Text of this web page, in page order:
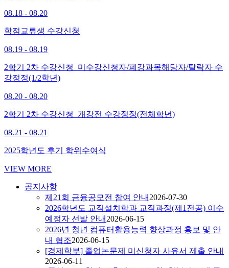
08.18 - 08.20
학점교류생 수강신청
08.19 - 08.19
2학기 2차 수강신청_미수강신청자/폐강과목해당자/탈락자 수
강정정(1/2학년)
08.20 - 08.20
2학기 2차 수강신청_개강전 수강정정(전체학년)
08.21 - 08.21
2025학년도 후기 학위수여식
VIEW MORE
공지사항
제21회 금융공모전 참여 안내 2026-07-30
2026학년도 교직설치학과 교직과정(제1전공) 이수
예정자 선발 안내 2026-06-15
2026년 청년 컴퓨터활용능력 향상과정 홍보 및 안
내 협조2026-06-15
[경제학부] 졸업논문제 미신청자 사유서 제출 안내
2026-06-11